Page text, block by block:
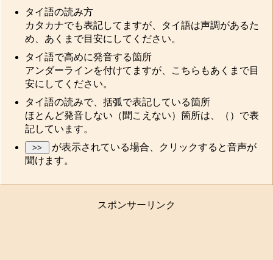
タイ語の読み方
カタカナでも表記してますが、タイ語は声調があるた
め、あくまで目安にしてください。
タイ語で高めに発音する箇所
アンダーラインを付けてますが、こちらもあくまで目
安にしてください。
タイ語の読みで、括弧で表記している箇所
ほとんど発音しない（聞こえない）箇所は、（）で表
記しています。
が表示されている場合、クリックすると音声が
聞けます。
スポンサーリンク